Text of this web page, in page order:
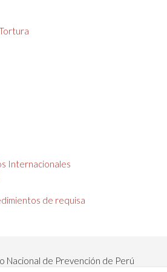
Internacionales
de requisa
Nacional de Prevención de Perú